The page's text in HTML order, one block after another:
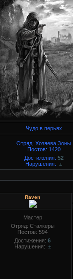
Чудо в перьях
Отряд: Хозяева Зоны
Постов: 1420
Достижения: 52
Нарушения: ±
Raven
Мастер
Отряд: Сталкеры
Постов: 594
Достижения: 6
Нарушения: ±